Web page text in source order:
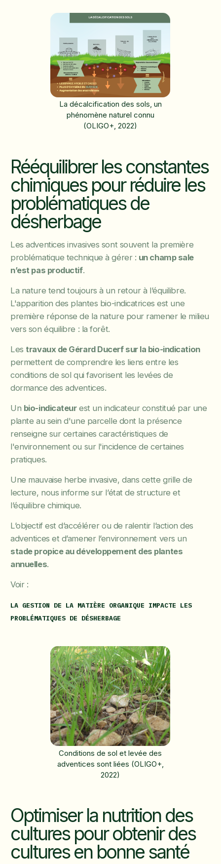
La décalcification des sols, un
phénomène naturel connu
(OLIGO+, 2022)
Rééquilibrer les constantes
chimiques pour réduire les
problématiques de
désherbage
Les adventices invasives sont souvent la première
problématique technique à gérer : un champ sale
n’est pas productif.
La nature tend toujours à un retour à l’équilibre.
L'apparition des plantes bio-indicatrices est une
première réponse de la nature pour ramener le milieu
vers son équilibre : la forêt.
Les travaux de Gérard Ducerf sur la bio-indication
permettent de comprendre les liens entre les
conditions de sol qui favorisent les levées de
dormance des adventices.
Un bio-indicateurest un indicateur constitué par une
plante au sein d'une parcelle dont la présence
renseigne sur certaines caractéristiques de
l'environnement ou sur l'incidence de certaines
pratiques.
Une mauvaise herbe invasive, dans cette grille de
lecture, nous informe sur l’état de structure et
l’équilibre chimique.
L’objectif est d’accélérer ou de ralentir l’action des
adventices et d’amener l’environnement vers un
stade propice au développement des plantes
annuelles.
Voir :
LA GESTION DE LA MATIÈRE ORGANIQUE IMPACTE LES
PROBLÉMATIQUES DE DÉSHERBAGE
Conditions de sol et levée des
adventices sont liées (OLIGO+,
2022)
Optimiser la nutrition des
cultures pour obtenir des
cultures en bonne santé